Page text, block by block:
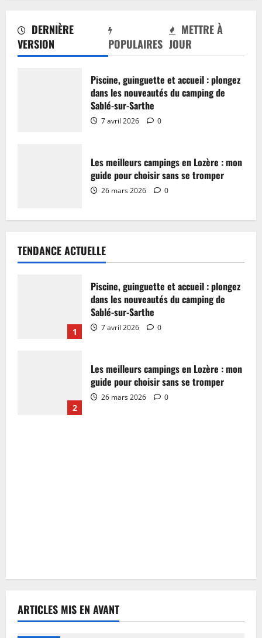
DERNIÈRE
VERSION
POPULAIRES
METTRE À
JOUR
Piscine, guinguette et accueil : plongez
dans les nouveautés du camping de
Sablé-sur-Sarthe
7 avril 2026 0
Les meilleurs campings en Lozère : mon
guide pour choisir sans se tromper
26 mars 2026 0
TENDANCE ACTUELLE
1
Piscine, guinguette et accueil : plongez
dans les nouveautés du camping de
Sablé-sur-Sarthe
7 avril 2026 0
2
Les meilleurs campings en Lozère : mon
guide pour choisir sans se tromper
26 mars 2026 0
ARTICLES MIS EN AVANT